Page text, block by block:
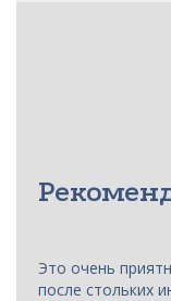
Это очень
после стольких